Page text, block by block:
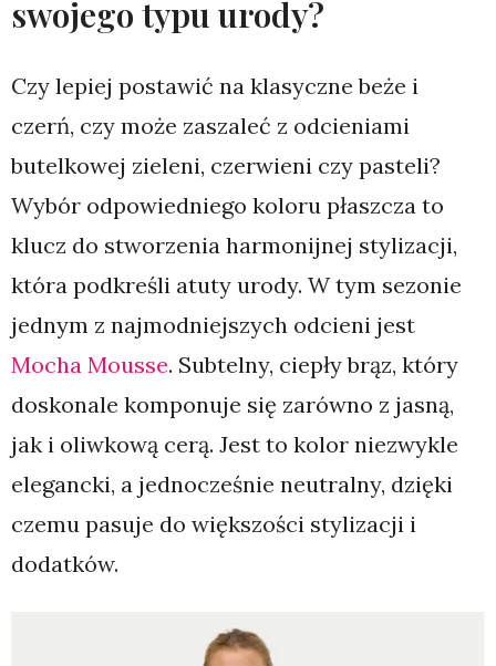
swojego typu urody?
Czy lepiej postawić na klasyczne beże i
czerń, czy może zaszaleć z odcieniami
butelkowej zieleni, czerwieni czy pasteli?
Wybór odpowiedniego koloru płaszcza to
klucz do stworzenia harmonijnej stylizacji,
która podkreśli atuty urody. W tym sezonie
jednym z najmodniejszych odcieni jest
Mocha Mousse. Subtelny, ciepły brąz, który
doskonale komponuje się zarówno z jasną,
jak i oliwkową cerą. Jest to kolor niezwykle
elegancki, a jednocześnie neutralny, dzięki
czemu pasuje do większości stylizacji i
dodatków.